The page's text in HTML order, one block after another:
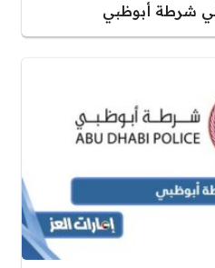
شرطة أبوظبي